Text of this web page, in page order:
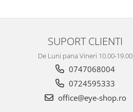
SUPORT CLIENTI
De Luni pana Vineri 10.00-19.00
0747068004
0724595333
office@eye-shop.ro